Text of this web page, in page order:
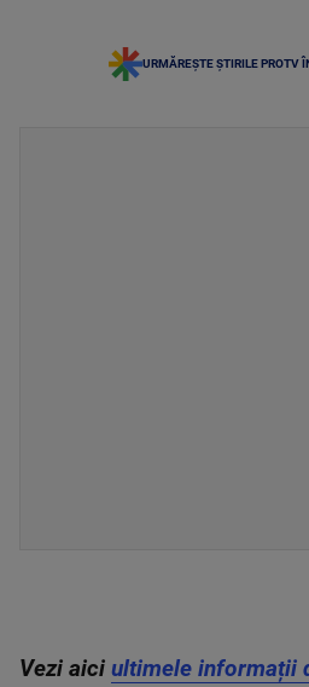
URMĂREȘTE ȘTIRILE PROTV
Vezi aici ultimele informații